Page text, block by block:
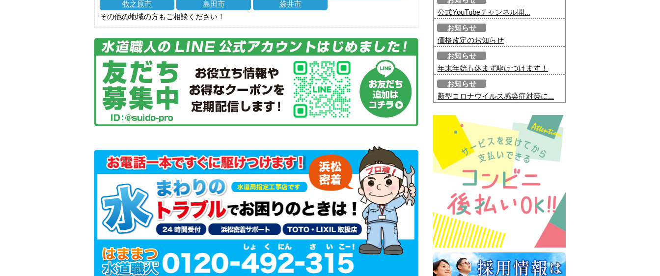
牧之原市
島田市
袋井市
その他の地域の方もご相談ください！
公式YouTubeチャンネル開...
お知らせ
価格改定のお知らせ
お知らせ
年末年始も休まず駆けつけます！
お知らせ
新型コロナウイルス感染症対策に...